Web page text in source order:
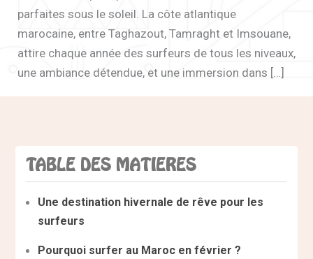
parfaites sous le soleil. La côte atlantique
marocaine, entre Taghazout, Tamraght et Imsouane,
attire chaque année des surfeurs de tous les niveaux,
une ambiance détendue, et une immersion dans […]
TABLE DES MATIERES
Une destination hivernale de rêve pour les
surfeurs
Pourquoi surfer au Maroc en février ?